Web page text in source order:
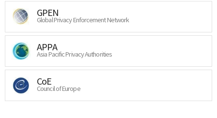
GPEN
Global Privacy Enforcement Network
APPA
Asia Pacific Privacy Authorities
CoE
Council of Europe